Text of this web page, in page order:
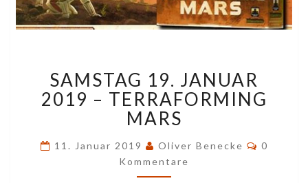
19.
JANUAR
2019
–
MARS
SAMSTAG 19. JANUAR
2019 – TERRAFORMING
MARS
11. Januar 2019 Oliver Benecke
0
Kommentare